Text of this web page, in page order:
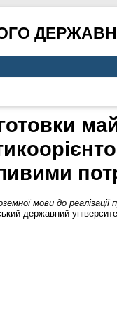
мови до реалізації
державний